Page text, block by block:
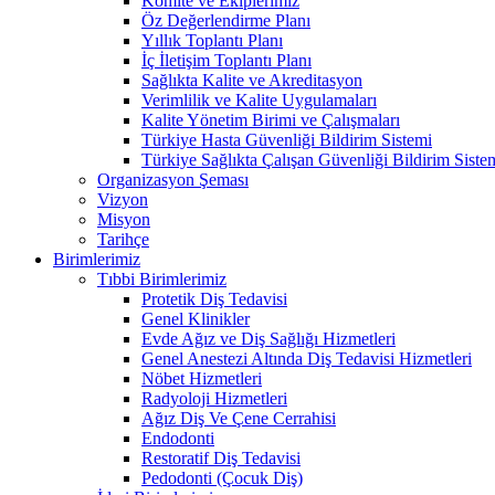
Öz Değerlendirme Planı
Yıllık Toplantı Planı
İç İletişim Toplantı Planı
Sağlıkta Kalite ve Akreditasyon
Verimlilik ve Kalite Uygulamaları
Kalite Yönetim Birimi ve Çalışmaları
Türkiye Hasta Güvenliği Bildirim Sistemi
Türkiye Sağlıkta Çalışan Güvenliği Bildirim
Organizasyon Şeması
Vizyon
Misyon
Tarihçe
Birimlerimiz
Tıbbi Birimlerimiz
Protetik Diş Tedavisi
Genel Klinikler
Evde Ağız ve Diş Sağlığı Hizmetleri
Genel Anestezi Altında Diş Tedavisi Hizmetleri
Nöbet Hizmetleri
Radyoloji Hizmetleri
Ağız Diş Ve Çene Cerrahisi
Endodonti
Restoratif Diş Tedavisi
Pedodonti (Çocuk Diş)